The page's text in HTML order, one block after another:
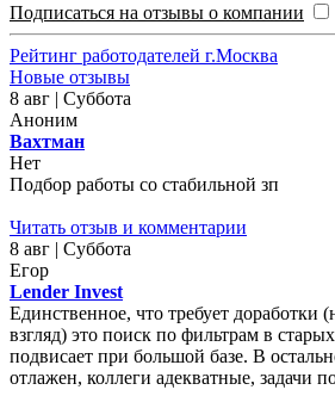
Подписаться на отзывы о компании
Рейтинг работодателей г.Москва
Новые отзывы
8 авг | Суббота
Аноним
Вахтман
Нет
Подбор работы со стабильной зп
Читать отзыв и комментарии
8 авг | Суббота
Егор
Lender Invest
Единственное, что требует доработки
взгляд) это поиск по фильтрам в
подвисает при большой базе. В
отлажен, коллеги адекватные, задачи